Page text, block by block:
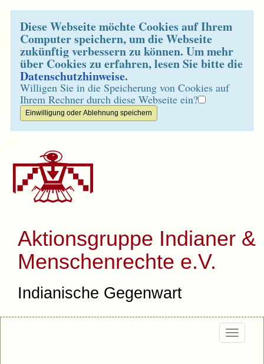
Diese Webseite möchte Cookies auf Ihrem
Computer speichern, um die Webseite
zukünftig verbessern zu können. Um mehr
über Cookies zu erfahren, lesen Sie bitte die
Datenschutzhinweise.
Willigen Sie in die Speicherung von Cookies auf
Ihrem Rechner durch diese Webseite ein?
Aktionsgruppe Indianer &
Menschenrechte e.V.
Indianische Gegenwart